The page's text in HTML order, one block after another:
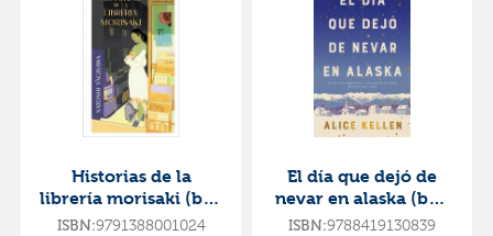
Historias de la
librería morisaki (b4p
tapa dura)
ISBN:9791388001024
El día que dejó de
nevar en alaska (b4p
tapa dura)
ISBN:9788419130839